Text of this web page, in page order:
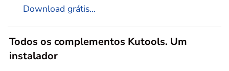
Download grátis...
Todos os complementos Kutools. Um
instalador